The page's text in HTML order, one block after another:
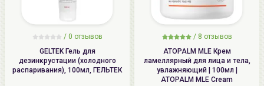
/ 0 отзывов
GELTEK Гель для
дезинкрустации (холодного
распаривания), 100мл, ГЕЛЬТЕК
/ 8 отзывов
ATOPALM MLE Крем
ламеллярный для лица и тела,
увлажняющий | 100мл |
ATOPALM MLE Cream